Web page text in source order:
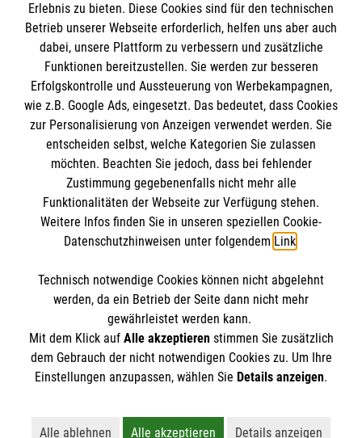
Informationen
Impressum
Datenschutz
Kontakt
Die Malteser
Malteser in Deutschland
Malteserorden
Sharepoint
Spendenkonto
Bank: Pax-Bank für Kirche und Caritas eG
IBAN: DE18 3706 0120 1201 2140 30
BIC: GENODED1PA7
So finden Sie uns
Schinkelstraße 18
59227 Ahlen
Email:malteser.ahlen@malteser.org
Der Malteser Hilfsdienst e.V. ist als eingetragene
Gewerbesteuer befreit.
Erlebnis zu bieten. Diese Cookies sind für den technischen
Betrieb unserer Webseite erforderlich, helfen uns aber auch
dabei, unsere Plattform zu verbessern und zusätzliche
Funktionen bereitzustellen. Sie werden zur besseren
Erfolgskontrolle und Aussteuerung von Werbekampagnen,
wie z.B. Google Ads, eingesetzt. Das bedeutet, dass Cookies
zur Personalisierung von Anzeigen verwendet werden. Sie
entscheiden selbst, welche Kategorien Sie zulassen
möchten. Beachten Sie jedoch, dass bei fehlender
Zustimmung gegebenenfalls nicht mehr alle
Funktionalitäten der Webseite zur Verfügung stehen.
Weitere Infos finden Sie in unseren speziellen Cookie-
Datenschutzhinweisen unter folgendem Link.
Technisch notwendige Cookies können nicht abgelehnt
werden, da ein Betrieb der Seite dann nicht mehr
gewährleistet werden kann.
Mit dem Klick auf Alle akzeptierenstimmen Sie zusätzlich
dem Gebrauch der nicht notwendigen Cookies zu. Um Ihre
Einstellungen anzupassen, wählen Sie Details anzeigen.
Alle ablehnen Alle akzeptieren Details anzeigen